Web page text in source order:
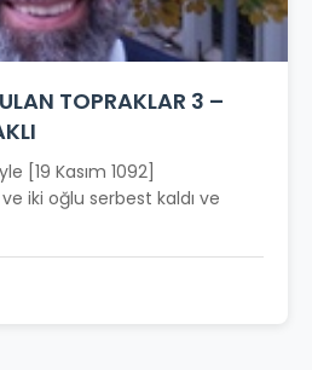
TOPRAKLAR 3 –
[19 Kasım 1092]
ve iki oğlu serbest kaldı ve